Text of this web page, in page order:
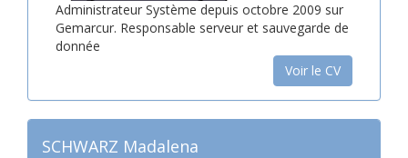
Administrateur Système depuis octobre 2009 sur
Gemarcur. Responsable serveur et sauvegarde de
donnée
Voir le CV
SCHWARZ Madalena